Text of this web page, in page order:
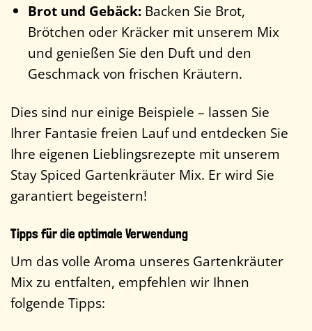
Brot und Gebäck:Backen Sie Brot,
Brötchen oder Kräcker mit unserem Mix
und genießen Sie den Duft und den
Geschmack von frischen Kräutern.
Dies sind nur einige Beispiele – lassen Sie
Ihrer Fantasie freien Lauf und entdecken Sie
Ihre eigenen Lieblingsrezepte mit unserem
Stay Spiced Gartenkräuter Mix. Er wird Sie
garantiert begeistern!
Tipps für die optimale Verwendung
Um das volle Aroma unseres Gartenkräuter
Mix zu entfalten, empfehlen wir Ihnen
folgende Tipps: